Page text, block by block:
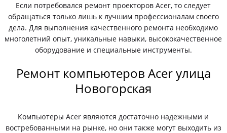
Если потребовался ремонт проекторов Acer, то следует
обращаться только лишь к лучшим профессионалам своего
дела. Для выполнения качественного ремонта необходимо
многолетний опыт, уникальные навыки, высококачественное
оборудование и специальные инструменты.
Ремонт компьютеров Acer улица
Новогорская
Компьютеры Acer являются достаточно надежными и
востребованными на рынке, но они также могут выходить из